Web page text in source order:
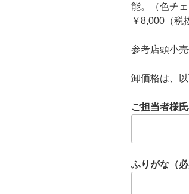
能。（色チ
￥8,000（税
参考店頭小
卸価格は、
ご担当者様氏
ふりがな（必